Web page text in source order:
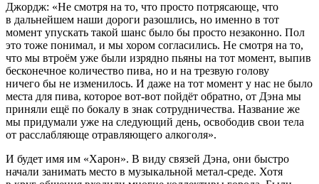
Джордж: «Не смотря на то, что просто потрясающе, что
в дальнейшем наши дороги разошлись, но именно в тот
момент упускать такой шанс было бы просто незаконно. Пол
это тоже понимал, и мы хором согласились. Не смотря на то,
что мы втроём уже были изрядно пьяны на тот момент, выпив
бесконечное количество пива, но и на трезвую голову
ничего бы не изменилось. И даже на тот момент у нас не было
места для пива, которое вот-вот пойдёт обратно, от Дэна мы
приняли ещё по бокалу в знак сотрудничества. Название же
мы придумали уже на следующий день, освободив свои тела
от расслабляюще отравляющего алкоголя».
И будет имя им «Харон». В виду связей Дэна, они быстро
начали занимать место в музыкальной метал-среде. Хотя